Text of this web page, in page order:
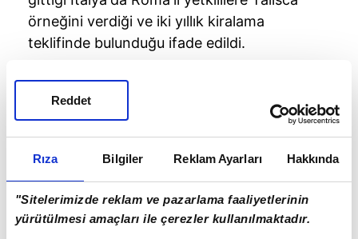
Rıza Bilgiler Reklam Ayarları Hakkında
"Sitelerimizde reklam ve pazarlama faaliyetlerinin
yürütülmesi amaçları ile çerezler kullanılmaktadır.
Reddet
örneğini verdiği ve iki yıllık kiralama
teklifinde bulunduğu ifade edildi.